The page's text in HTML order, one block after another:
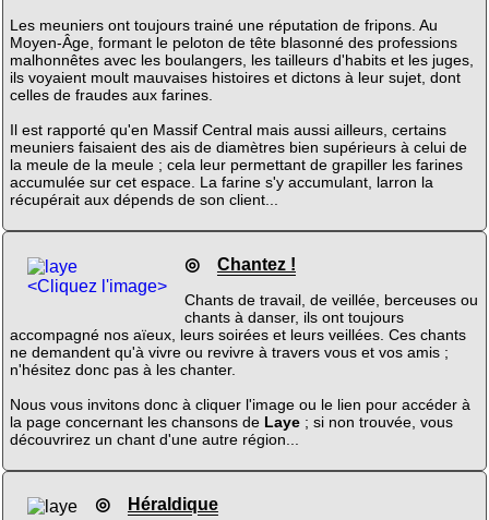
Les meuniers ont toujours trainé une réputation de fripons. Au
Moyen-Âge, formant le peloton de tête blasonné des professions
malhonnêtes avec les boulangers, les tailleurs d'habits et les juges,
ils voyaient moult mauvaises histoires et dictons à leur sujet, dont
celles de fraudes aux farines.
Il est rapporté qu'en Massif Central mais aussi ailleurs, certains
meuniers faisaient des ais de diamètres bien supérieurs à celui de
la meule de la meule ; cela leur permettant de grapiller les farines
accumulée sur cet espace. La farine s'y accumulant, larron la
récupérait aux dépends de son client...
<Cliquez l'image>
◎ Chantez !
Chants de travail, de veillée, berceuses ou
chants à danser, ils ont toujours
accompagné nos aïeux, leurs soirées et leurs veillées. Ces chants
ne demandent qu'à vivre ou revivre à travers vous et vos amis ;
n'hésitez donc pas à les chanter.
Nous vous invitons donc à cliquer l'image ou le lien pour accéder à
la page concernant les chansons de Laye; si non trouvée, vous
découvrirez un chant d'une autre région...
◎ Héraldique